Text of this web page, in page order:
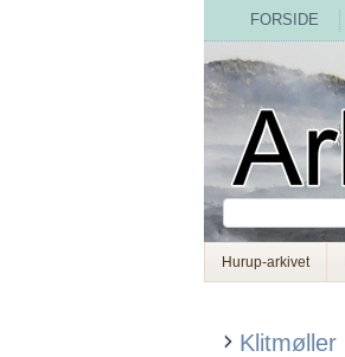
FORSIDE
Hurup-arkivet
Klitmøller